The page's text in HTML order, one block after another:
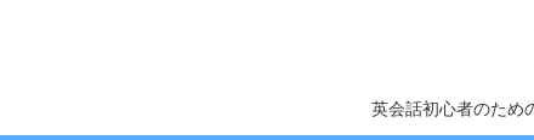
英会話初心者のため